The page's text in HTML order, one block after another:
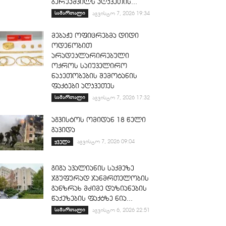
ბერუაშვილს აღკვეთის...
სამართალი აგვისტო 7, 2026 19:34
მებაჟე ოფიცრებმა დიდი
ოდენობით
არადეკლარირებული
ოქროს საიუველირო
ნაკეთობების შემოტანის
ფაქტები აღკვეთეს
სამართალი აგვისტო 7, 2026 17:32
აგვისტოს ომიდან 18 წელი
გავიდა
ყველა აგვისტო 7, 2026 09:04
გიგა ავალიანის საქმეზე
ჯგუფურად ჯანმრთელობის
განზრახ მძიმე დაზიანების
წაქეზების ფაქტზე ნია...
სამართალი აგვისტო 6, 2026 22:51